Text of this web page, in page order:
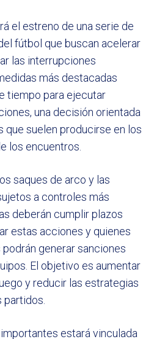
el estreno de una serie de
fútbol que buscan acelerar
las interrupciones
más destacadas
tiempo para ejecutar
una decisión orientada
que suelen producirse en los
los encuentros.
saques de arco y las
a controles más
deberán cumplir plazos
estas acciones y quienes
generar sanciones
El objetivo es aumentar
y reducir las estrategias
partidos.
estará vinculada